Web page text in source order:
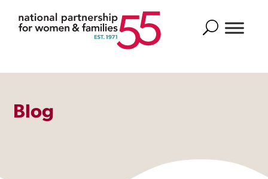
Search
Blog